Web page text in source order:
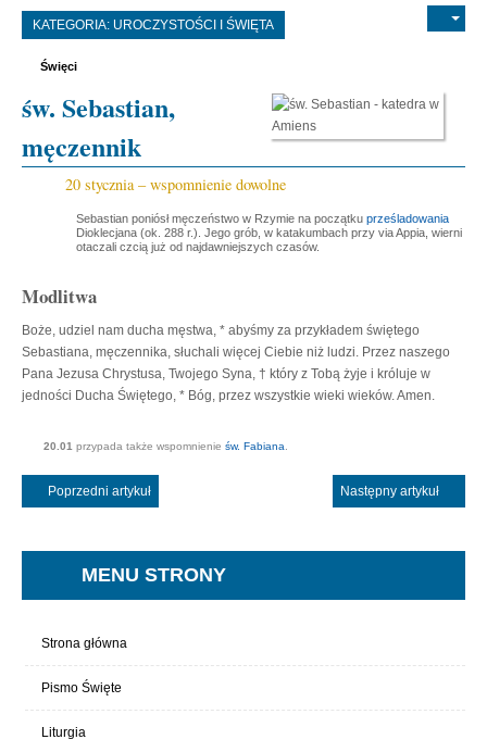
KATEGORIA: UROCZYSTOŚCI I ŚWIĘTA
Święci
św. Sebastian,
męczennik
20 stycznia – wspomnienie dowolne
Sebastian poniósł męczeństwo w Rzymie na początku prześladowania
Dioklecjana (ok. 288 r.). Jego grób, w katakumbach przy via Appia, wierni
otaczali czcią już od najdawniejszych czasów.
Modlitwa
Boże, udziel nam ducha męstwa, * abyśmy za przykładem świętego
Sebastiana, męczennika, słuchali więcej Ciebie niż ludzi. Przez naszego
Pana Jezusa Chrystusa, Twojego Syna, † który z Tobą żyje i króluje w
jedności Ducha Świętego, * Bóg, przez wszystkie wieki wieków. Amen.
20.01 przypada także wspomnienie św. Fabiana
Poprzedni artykuł Następny artykuł
MENU STRONY
Strona główna
Pismo Święte
Liturgia